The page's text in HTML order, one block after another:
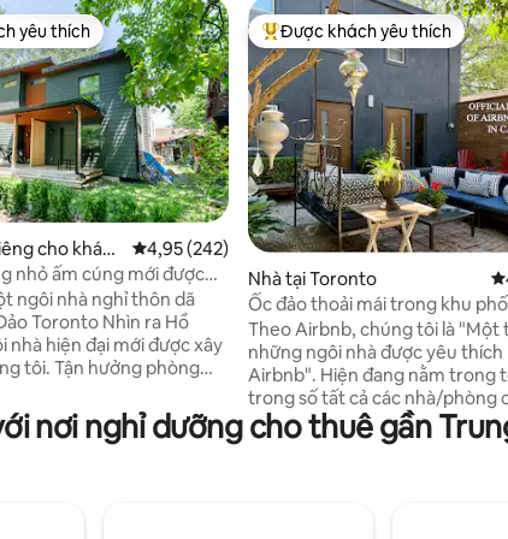
30 đánh giá
thích nhất
yêu thích
cho khách
Xếp hạng trung bình 4,95/5, 242 đánh giá
4,95 (242)
nhỏ ấm cúng mới được
đảo Toronto
ngôi nhà nghỉ thôn dã
Nhìn ra Hồ
nhà hiện đại mới được xây
phòng
ngôi nhà gia đình của
nhỏ, phòng tắm khép
Được khách yêu thích nhất
Được khách yêu thích
Nhà tại Toronto
Ốc đảo thoải mái trong khu
tâm lịch sử
Theo Airbnb, chúng tôi là "Một
những ngôi nhà được yêu
Airbnb". Hiện đang nằm trong top 5%
trong số tất cả các nhà/phòng
trên AIRBNB. Chủ nhà siêu cấp trong 10
năm! Nhà khách được cải tạo này có nhà
nơi nghỉ dưỡng cho thuê gần